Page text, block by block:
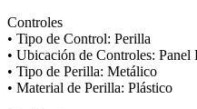
Controles
• Tipo de Control: Perilla
• Ubicación de Controles: Panel
• Tipo de Perilla: Metálico
• Material de Perilla: Plástico